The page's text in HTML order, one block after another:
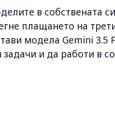
в собствената
плащането на
модела Gemini 3.5
и да работи в